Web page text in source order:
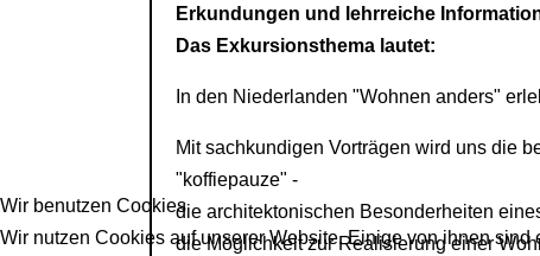
Erkundungen und lehrreiche
Das Exkursionsthema lautet:
In den Niederlanden "Wohnen anders"
Mit sachkundigen Vorträgen wird uns die
"koffiepauze" -
die architektonischen Besonderheiten
die Möglichkeit zur Realisierung einer
Wir benutzen Cookies
Wir nutzen Cookies auf unserer Website. Einige von ihnen